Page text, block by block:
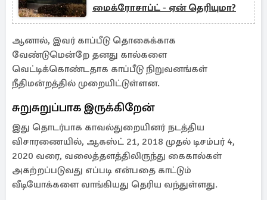
மைக்ரோசாப்ட் - ஏன் தெரியுமா?
ஆனால், இவர் காப்பீடு தொகைக்காக
வேண்டுமென்றே தனது கால்களை
வெட்டிக்கொண்டதாக காப்பீடு நிறுவனங்கள்
நீதிமன்றத்தில் முறையிட்டுள்ளன.
சுறுசுறுப்பாக இருக்கிறேன்
இது தொடர்பாக காவல்துறையினர் நடத்திய
விசாரணையில், ஆகஸ்ட் 21, 2018 முதல் டிசம்பர் 4,
2020 வரை, வலைத்தளத்திலிருந்து கைகால்கள்
அகற்றப்படுவது எப்படி என்பதை காட்டும்
வீடியோக்களை வாங்கியது தெரிய வந்துள்ளது.